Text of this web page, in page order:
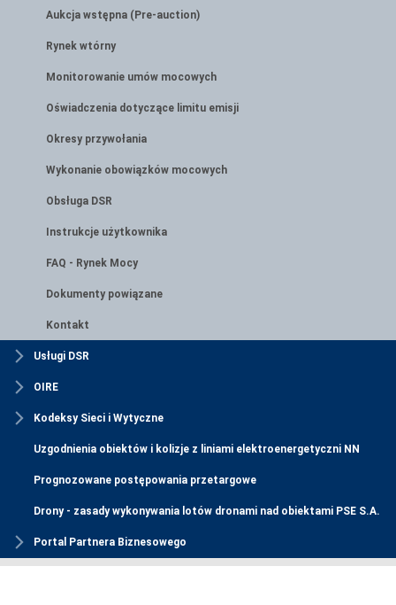
Aukcja wstępna (Pre-auction)
Rynek wtórny
Monitorowanie umów mocowych
Oświadczenia dotyczące limitu emisji
Okresy przywołania
Wykonanie obowiązków mocowych
Obsługa DSR
Instrukcje użytkownika
FAQ - Rynek Mocy
Dokumenty powiązane
Kontakt
Usługi DSR
OIRE
Kodeksy Sieci i Wytyczne
Uzgodnienia obiektów i kolizje z liniami elektroenergetyczni NN
Prognozowane postępowania przetargowe
Drony - zasady wykonywania lotów dronami nad obiektami PSE S.A.
Portal Partnera Biznesowego